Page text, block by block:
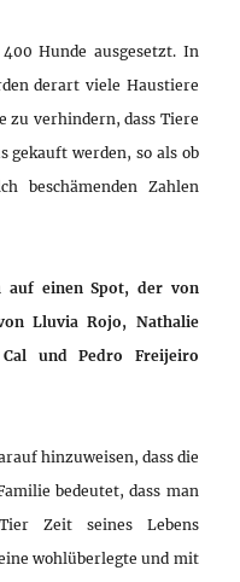
Hunde ausgesetzt. In
derart viele Haustiere
zu verhindern, dass Tiere
werden, so als ob
beschämenden Zahlen
auf einen Spot, der von
Lluvia Rojo, Nathalie
und Pedro Freijeiro
hinzuweisen, dass die
bedeutet, dass man
Zeit seines Lebens
wohlüberlegte und mit